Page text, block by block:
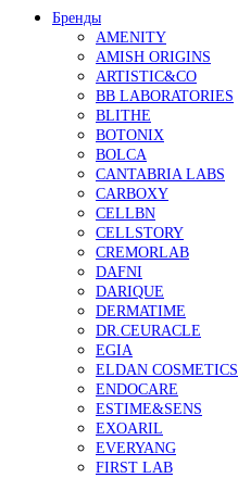
Бренды
AMENITY
AMISH ORIGINS
ARTISTIC&CO
BB LABORATORIES
BLITHE
BOTONIX
BOLCA
CANTABRIA LABS
CARBOXY
CELLBN
CELLSTORY
CREMORLAB
DAFNI
DARIQUE
DERMATIME
DR.CEURACLE
EGIA
ELDAN COSMETICS
ENDOCARE
ESTIME&SENS
EXOARIL
EVERYANG
FIRST LAB